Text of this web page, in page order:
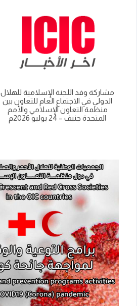
مشاركة وفد اللجنة الإسلامية للهلال
الدولي في الاجتماع العام للتعاون بين
منظمة التعاون الإسلامي والأمم
المتحدة جنيف – 24 يوليو 2026م